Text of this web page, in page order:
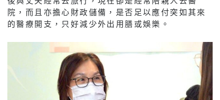
院，而且亦擔心財政儲備，是否足以應付突如其來
的醫療開支，只好減少外出用膳或娛樂。